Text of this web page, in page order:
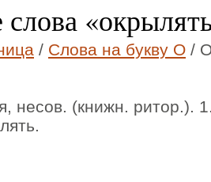
слова
/ Слова на букву О /
несов. (книжн. ритор.).